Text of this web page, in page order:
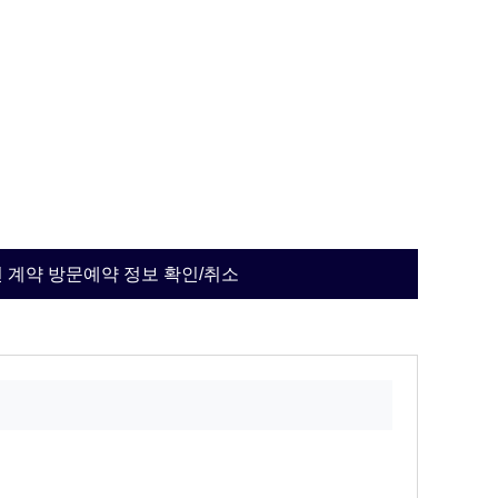
계약 방문예약 정보 확인/취소